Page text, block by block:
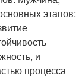
этапов:
и
процесса